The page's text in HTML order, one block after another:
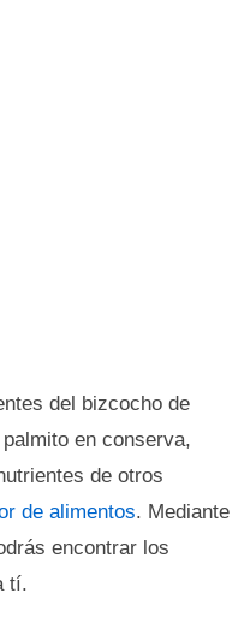
del bizcocho de
en conserva,
de otros
de alimentos. Mediante
encontrar los
tí.